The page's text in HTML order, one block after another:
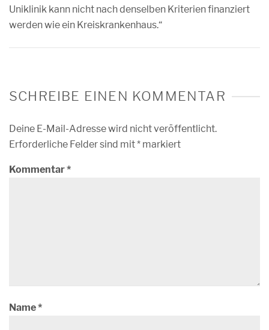
Uniklinik kann nicht nach denselben Kriterien finanziert
werden wie ein Kreiskrankenhaus.“
SCHREIBE EINEN KOMMENTAR
Deine E-Mail-Adresse wird nicht veröffentlicht.
Erforderliche Felder sind mit* markiert
Kommentar*
Name*